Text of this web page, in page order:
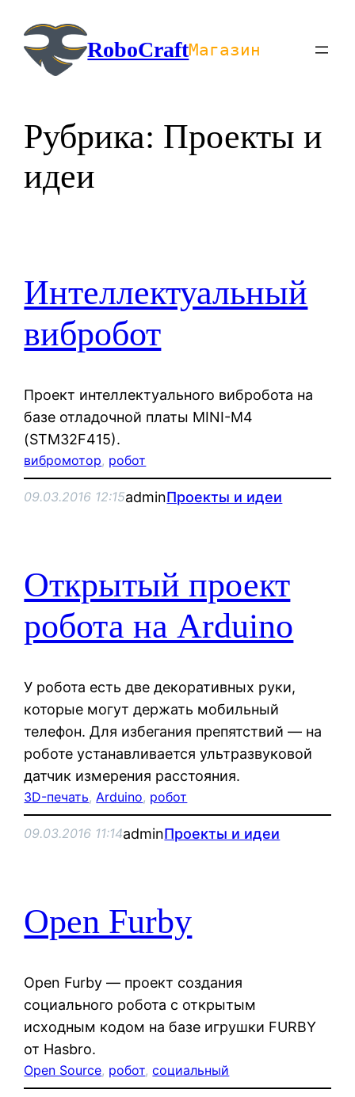
содержимомуRoboCraftМагазин
Рубрика: Проекты и
идеи
Интеллектуальный
вибробот
Проект интеллектуального вибробота на
базе отладочной платы MINI-M4
(STM32F415).
вибромотор, робот
09.03.2016 12:15adminПроекты и идеи
Открытый проект
робота на Arduino
У робота есть две декоративных руки,
которые могут держать мобильный
телефон. Для избегания препятствий — на
роботе устанавливается ультразвуковой
датчик измерения расстояния.
3D-печать, Arduino, робот
09.03.2016 11:14adminПроекты и идеи
Open Furby
Open Furby — проект создания
социального робота с открытым
исходным кодом на базе игрушки FURBY
от Hasbro.
Open Source, робот, социальный